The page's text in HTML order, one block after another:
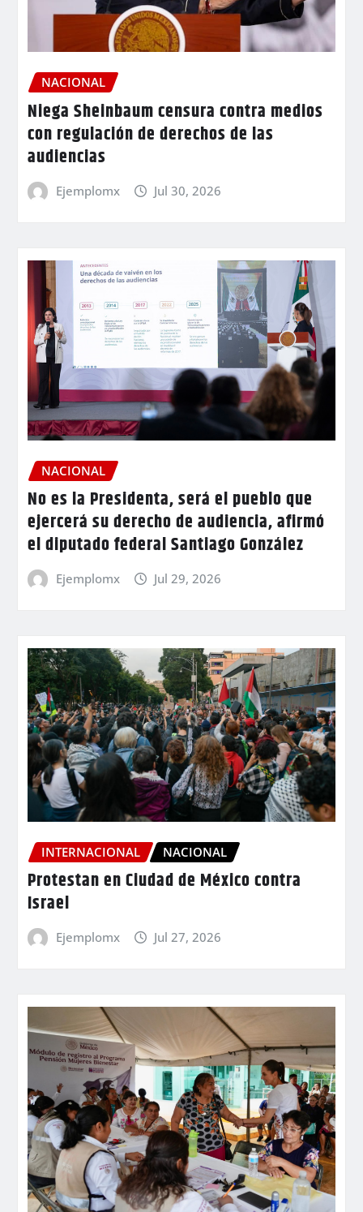
NACIONAL
Niega Sheinbaum censura contra medios
con regulación de derechos de las
audiencias
Ejemplomx Jul 30, 2026
NACIONAL
No es la Presidenta, será el pueblo que
ejercerá su derecho de audiencia, afirmó
el diputado federal Santiago González
Ejemplomx Jul 29, 2026
INTERNACIONAL NACIONAL
Protestan en Ciudad de México contra
Israel
Ejemplomx Jul 27, 2026